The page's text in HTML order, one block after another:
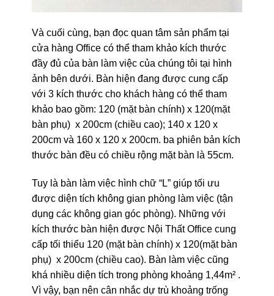
Và cuối cùng, bạn đọc quan tâm sản phẩm tại
cửa hàng Office có thể tham khảo kích thước
đầy đủ của bàn làm việc của chúng tôi tại hình
ảnh bên dưới. Bàn hiện đang được cung cấp
với 3 kích thước cho khách hàng có thể tham
khảo bao gồm: 120 (mặt bàn chính) x 120(mặt
bàn phụ) x 200cm (chiều cao); 140 x 120 x
200cm và 160 x 120 x 200cm. ba phiên bản kích
thước bàn đều có chiều rộng mặt bàn là 55cm.
Tuy là bàn làm việc hình chữ “L” giúp tối ưu
được diện tích không gian phòng làm việc (tận
dụng các không gian góc phòng). Những với
kích thước bàn hiện được Nội Thất Office cung
cấp tối thiểu 120 (mặt bàn chính) x 120(mặt bàn
phụ) x 200cm (chiều cao). Bàn làm việc cũng
khá nhiều diện tích trong phòng khoảng 1,44m² .
Vì vậy, bạn nên cân nhắc dự trù khoảng trống